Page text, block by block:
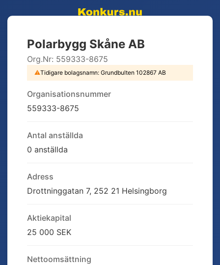
Polarbygg Skåne AB
Org.Nr: 559333-8675
⚠Tidigare bolagsnamn: Grundbulten 102867 AB
Organisationsnummer
559333-8675
Antal anställda
0 anställda
Adress
Drottninggatan 7, 252 21 Helsingborg
Aktiekapital
25 000 SEK
Nettoomsättning